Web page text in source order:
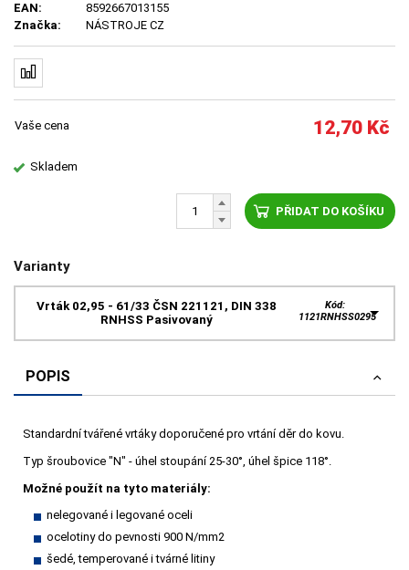
EAN:
8592667013155
Značka:
NÁSTROJE CZ
Vaše cena 12,70 Kč
Skladem
PŘIDAT DO KOŠÍKU
Varianty
Vrták 02,95 - 61/33 ČSN 221121, DIN 338
RNHSS Pasivovaný
Kód:
1121RNHSS0295
POPIS
Standardní tvářené vrtáky doporučené pro vrtání děr do kovu.
Typ šroubovice "N" - úhel stoupání 25-30°, úhel špice 118°.
Možné použít na tyto materiály:
nelegované i legované oceli
ocelotiny do pevnosti 900 N/mm2
šedé, temperované i tvárné litiny